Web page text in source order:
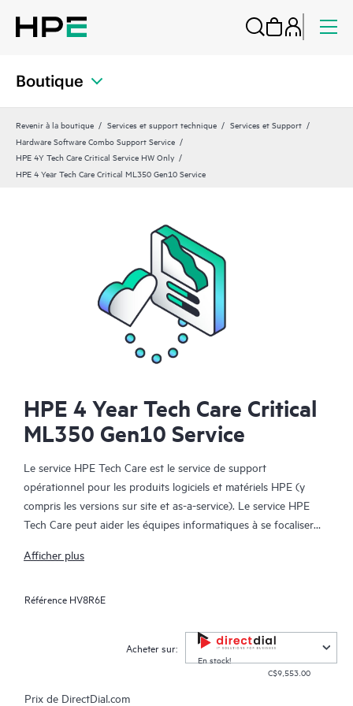
Boutique
Revenir à la boutique Services et support technique
Services et Support
Hardware Software Combo Support Service
HPE 4Y Tech Care Critical Service HW Only
HPE 4 Year Tech Care Critical ML350 Gen10 Service
HPE 4 Year Tech Care Critical
ML350 Gen10 Service
Le service HPE Tech Care est le service de support
opérationnel pour les produits logiciels et matériels HPE (y
compris les versions sur site et as-a-service). Le service HPE
Tech Care peut aider les équipes informatiques à se focaliser
chercher proactivement de meilleures méthodes de travail,
spécialistes produit et fournit des conseils techniques généraux,
qui aideront les Clients à réduire les risques et à trouver des
méthodes de travail plus efficaces. Les Clients du service HPE
Tech Care peuvent accéder au support via différents canaux :
Afficher plus
Référence HV8R6E
Acheter sur:
En stock!
C$9,553.00
Prix de DirectDial.com